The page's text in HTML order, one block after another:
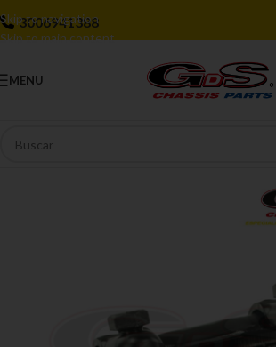
Skip to navigation
Skip to main content
3006941388
MENU